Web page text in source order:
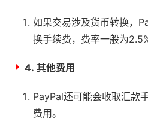
如果交易涉及货币转换，
换手续费，费率一般为
4. 其他费用
PayPal还可能会收取汇款
费用。